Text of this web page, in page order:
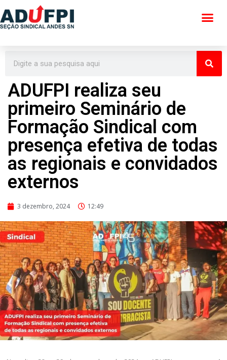
Pular
conteúdo
ADUFPI realiza seu
primeiro Seminário de
Formação Sindical com
presença efetiva de todas
as regionais e convidados
externos
3 dezembro, 2024 12:49